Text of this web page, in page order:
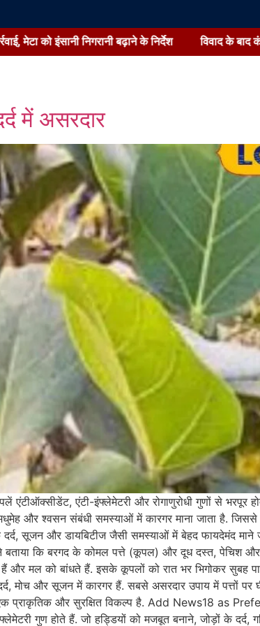
को इंसानी निगरानी बढ़ाने के निर्देश विवाद के बाद
में असरदार
एंटी-इंफ्लेमेटरी और रोगाणुरोधी गुणों से भरपूर
और श्वसन संबंधी समस्याओं में कारगर माना जाता है.
सूजन और डायबिटीज जैसी समस्याओं में बेहद फायदेमंद माने
बताया कि बरगद के कोमल पत्ते (कूपल) और दूध दस्त, पेचिश
और मल को बांधते हैं. इसके कूपलों को रात भर भिगोकर सुबह
मोच और सूजन में कारगर हैं. सबसे असरदार उपाय में पत्तों
प्राकृतिक और सुरक्षित विकल्प है. Add News18 as
गुण होते हैं. जो हड्डियों को मजबूत बनाने, जोड़ों के